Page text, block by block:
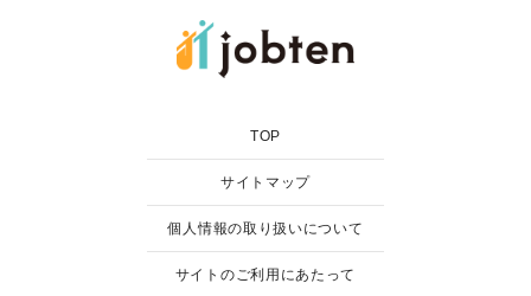
TOP
サイトマップ
個人情報の取り扱いについて
サイトのご利用にあたって